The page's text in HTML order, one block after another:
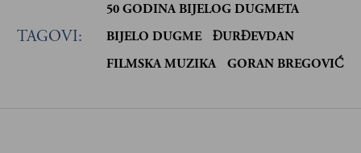
TAGOVI:
50 GODINA BIJELOG DUGMETA
BIJELO DUGME
ĐURĐEVDAN
FILMSKA MUZIKA
GORAN BREGOVIĆ